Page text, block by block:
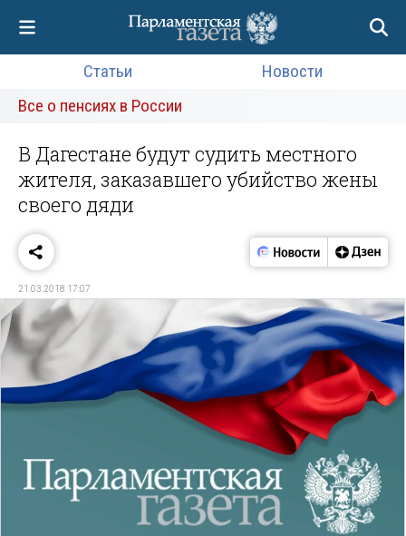
Статьи
Новости
Все о пенсиях в России
В Дагестане будут судить местного
жителя, заказавшего убийство жены
своего дяди
21.03.2018 17:07